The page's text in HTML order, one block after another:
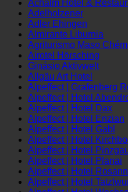
24 horas Pure Gym
Achalm Hotel &
Adelholzener
Adler Ehingen
Almirante Liburnia
Agriturismo Maso
Airotel Hörsching
Ginásio Aktivwelt
Allgäu Art Hotel
Alpeffect | Grafenberg
Alpeffect | Hotel Abendrot
Alpeffect | Hotel Dax
Alpeffect | Hotel Enzian
Alpeffect | Hotel Gabl
Alpeffect | Hotel
Alpeffect | Hotel
Alpeffect | Hotel Planai
Alpeffect | Hotel